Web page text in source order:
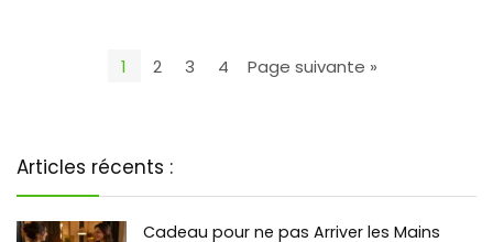
1 2 3 4 Page suivante »
Articles récents :
Cadeau pour ne pas Arriver les Mains